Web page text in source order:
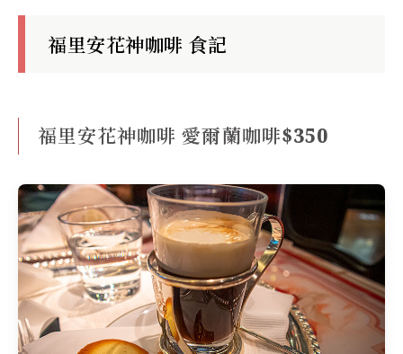
福里安花神咖啡 食記
福里安花神咖啡 愛爾蘭咖啡$350